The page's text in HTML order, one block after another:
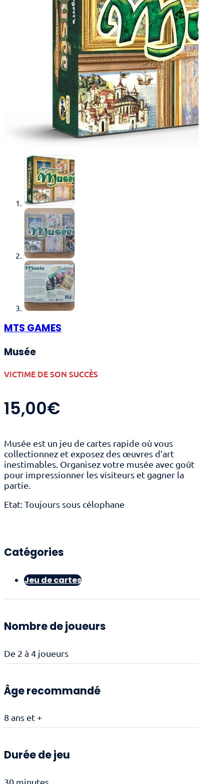
MTS GAMES
Musée
VICTIME DE SON SUCCÈS
15,00€
Musée est un jeu de cartes rapide où vous
collectionnez et exposez des œuvres d’art
inestimables. Organisez votre musée avec goût
pour impressionner les visiteurs et gagner la
partie.
Etat: Toujours sous célophane
Catégories
Jeu de cartes
Nombre de joueurs
De 2 à 4 joueurs
Âge recommandé
8 ans et +
Durée de jeu
30 minutes